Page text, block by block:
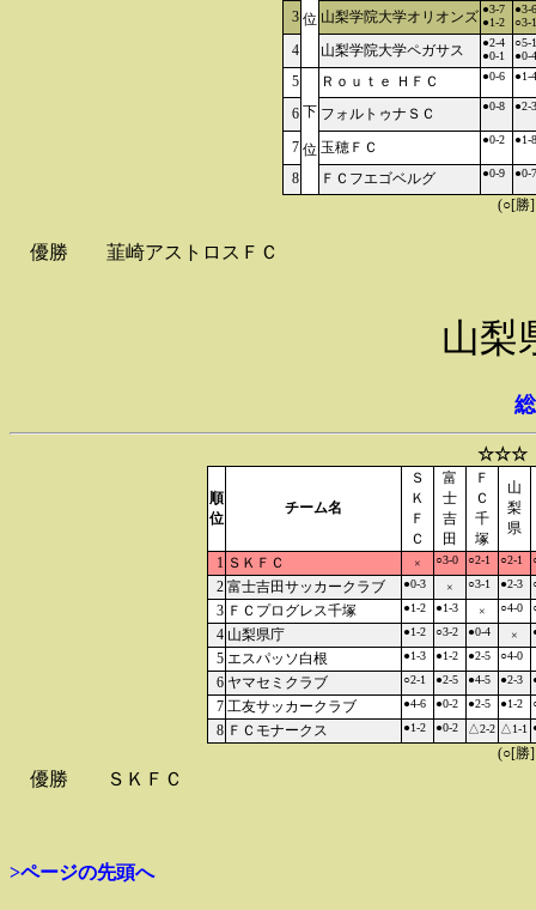
位
3 山梨学院大学オリオンズ ●3-7
●1-2
●3-6
○3-1
4 山梨学院大学ペガサス
●2-4
●0-1
○5-1
●0-4
5
下
位
Ｒｏｕｔｅ ＨＦＣ ●0-6 ●1-4
6 フォルトゥナＳＣ ●0-8 ●2-3
7 玉穂ＦＣ ●0-2 ●1-8
8 ＦＣフエゴベルグ ●0-9 ●0-7
(○[勝
優勝 韮崎アストロスＦＣ
山梨
☆☆☆
順
位
チーム名
Ｓ
Ｋ
Ｆ
Ｃ
富
士
吉
田
Ｆ
Ｃ
千
塚
山
梨
県
1 ＳＫＦＣ × ○3-0 ○2-1 ○2-1
2 富士吉田サッカークラブ ●0-3 × ○3-1 ●2-3
3 ＦＣプログレス千塚 ●1-2 ●1-3 × ○4-0
4 山梨県庁 ●1-2 ○3-2 ●0-4 ×
5 エスパッソ白根 ●1-3 ●1-2 ●2-5 ○4-0
6 ヤマセミクラブ ○2-1 ●2-5 ●4-5 ●2-3
7 工友サッカークラブ ●4-6 ●0-2 ●2-5 ●1-2
8 ＦＣモナークス ●1-2 ●0-2 △2-2 △1-1
(○[勝
優勝 ＳＫＦＣ
>ページの先頭へ